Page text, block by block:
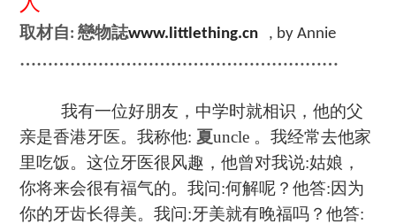
取材自 :戀物誌www.littlething.cn , by Annie
…………………………………………………
我有一位好朋友，中学时就相识，他的父
亲是香港牙医。我称他: 夏uncle 。我经常去他家
里吃饭。这位牙医很风趣，他曾对我说:姑娘，
你将来会很有福气的。我问:何解呢？他答:因为
你的牙齿长得美。我问:牙美就有晚福吗？他答: